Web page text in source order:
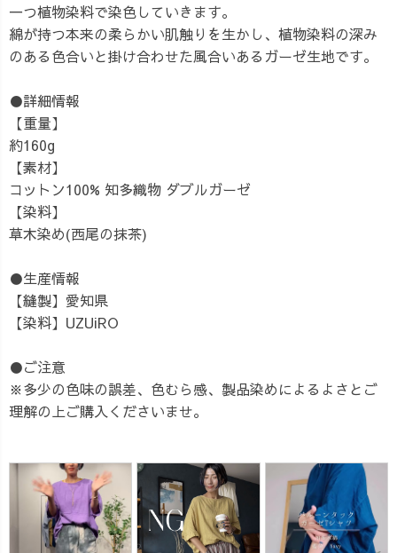
一つ植物染料で染色していきます。
綿が持つ本来の柔らかい肌触りを生かし、植物染料の深み
のある色合いと掛け合わせた風合いあるガーゼ生地です。
●詳細情報
【重量】
約160g
【素材】
コットン100% 知多織物 ダブルガーゼ
【染料】
草木染め(西尾の抹茶)
●生産情報
【縫製】愛知県
【染料】UZUiRO
●ご注意
※多少の色味の誤差、色むら感、製品染めによるよさとご
理解の上ご購入くださいませ。